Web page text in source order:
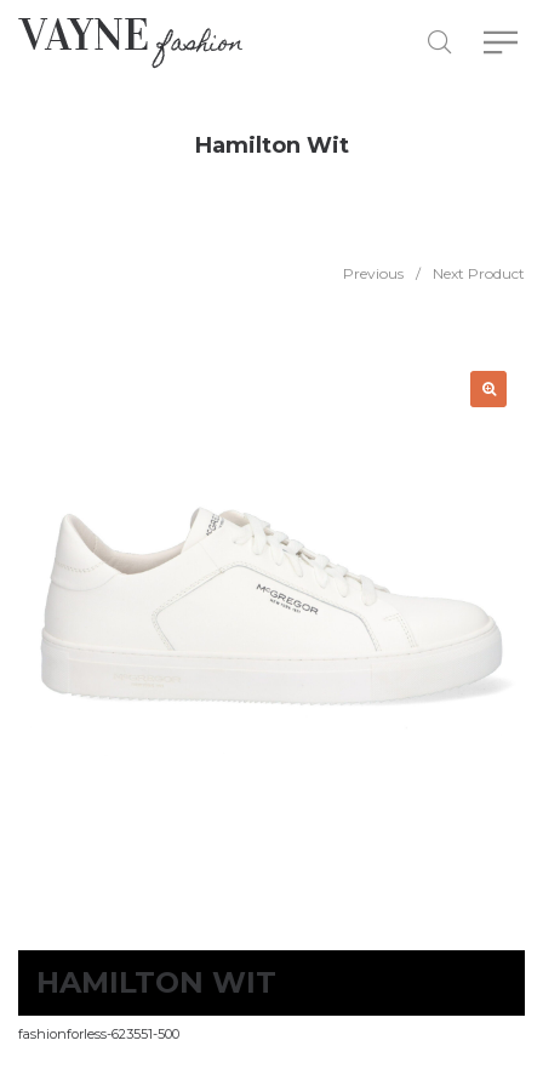
Hamilton Wit
Previous / Next Product
HAMILTON WIT
fashionforless-623551-500